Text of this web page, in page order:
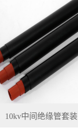
10kv中间绝缘管套